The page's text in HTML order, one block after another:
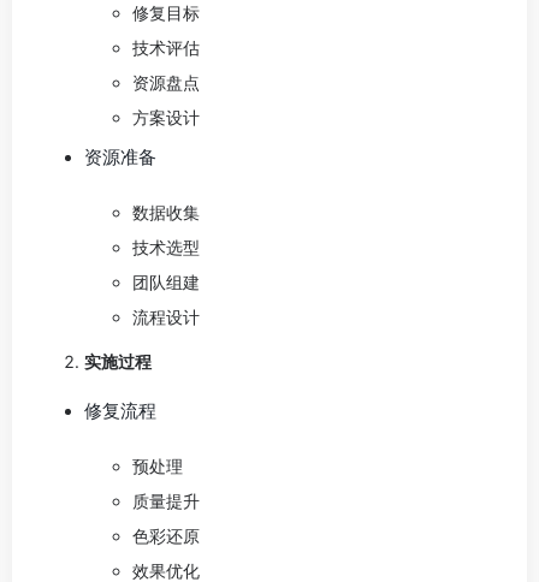
修复目标
技术评估
资源盘点
方案设计
资源准备
数据收集
技术选型
团队组建
流程设计
实施过程
修复流程
预处理
质量提升
色彩还原
效果优化